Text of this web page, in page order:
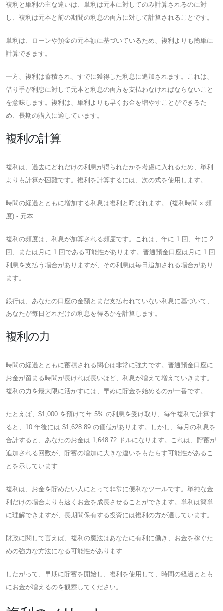
複利と単利の主な違いは、単利は元本に対してのみ計算されるのに対
し、複利は元本と前の期間の利息の両方に対して計算されることです。
単利は、ローンや預金の元本額に基づいているため、複利よりも簡単に
計算できます。
一方、複利は蓄積され、すでに獲得した利息に追加されます。これは、
借り手が利息に対して元本と利息の両方を支払わなければならないこと
を意味します。複利は、単利よりも早くお金を増やすことができるた
め、長期の購入に適しています。
複利の計算
複利は、過去にどれだけの利息が得られたかを考慮に入れるため、単利
よりも計算が困難です。複利を計算するには、次の式を使用します。
時間の経過とともに増加する利息は複利と呼ばれます。 (複利時間 x 頻
度) - 元本
複利の頻度は、利息が加算される頻度です。これは、年に 1 回、年に 2
回、または月に 1 回である可能性があります。普通預金口座は月に 1 回
利息を支払う場合がありますが、その利息は毎日追加される場合があり
ます。
銀行は、あなたの口座の金額とまだ支払われていない利息に基づいて、
あなたが毎日どれだけの利息を得るかを計算します。
複利の力
時間の経過とともに蓄積される関心は非常に強力です。普通預金口座に
お金が留まる時間が長ければ長いほど、利息が増えて増えていきます。
複利の力を最大限に活かすには、早めに貯金を始めるのが一番です。
たとえば、$1,000 を預けて年 5% の利息を受け取り、毎年複利で計算す
ると、10 年後には $1,628.89 の価値があります。しかし、毎月の利息を
合計すると、あなたのお金は 1,648.72 ドルになります。これは、貯蓄が
追加される回数が、貯蓄の増加に大きな違いをもたらす可能性があるこ
とを示しています.
複利は、お金を貯めたい人にとって非常に便利なツールです。単純な金
利だけの場合よりも速くお金を成長させることができます。単利は簡単
に理解できますが、長期間保有する投資には複利の方が適しています。
財政に関して言えば、複利の魔法はあなたに有利に働き、お金を稼ぐた
めの強力な方法になる可能性があります.
したがって、早期に貯蓄を開始し、複利を使用して、時間の経過ととも
にお金が増えるのを観察してください。